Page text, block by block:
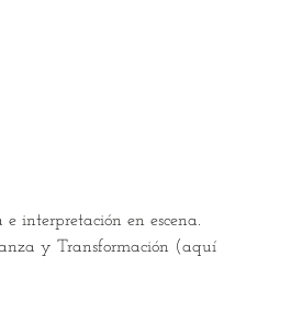
interpretación en escena.
y Transformación (aquí